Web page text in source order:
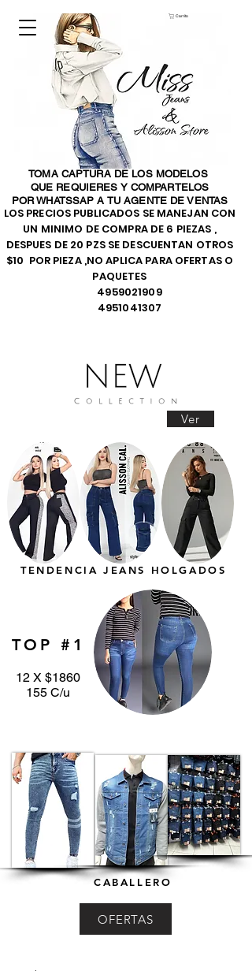
LOS PRECIOS PUBLICADOS SE MANEJAN CON
UN MINIMO DE COMPRA DE 6 PIEZAS ,
DESPUES DE 20 PZS SE DESCUENTAN OTROS
$10 POR PIEZA ,NO APLICA PARA OFERTAS O
PAQUETES
4959021909
4951041307
Ver
TOMA CAPTURA DE LOS MODELOS
QUE REQUIERES Y COMPARTELOS
POR WHATSSAP A TU AGENTE DE VENTAS
Carrito
TENDENCIA JEANS HOLGADOS
12 X $1860
155 C/u
TOP #1
CABALLERO
OFERTAS